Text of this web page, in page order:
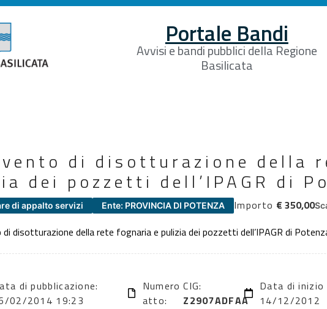
Portale Bandi
Avvisi e bandi pubblici della Regione
Basilicata
di disotturazione della
dei pozzetti dell’IPAGR di
di appalto servizi Ente: PROVINCIA DI POTENZA Importo € 350,00
disotturazione della rete fognaria e pulizia dei pozzetti dell’IPAGR di
di pubblicazione:
02/2014 19:23
Numero
atto:
CIG:
Z2907ADFAA
Data di inizio
14/12/2012